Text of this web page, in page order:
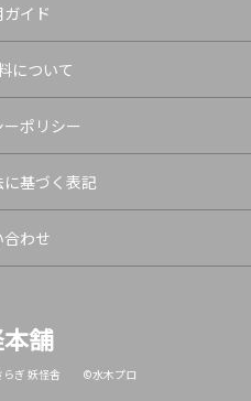
ガイド
について
ポリシー
基づく表記
合わせ
舗
らぎ 妖怪舎 ©水木プロ